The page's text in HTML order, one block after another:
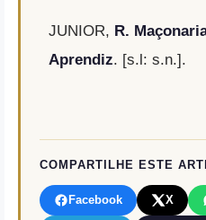
JUNIOR, R.
Aprendiz. [s.l: s.n.].
COMPARTILHE ESTE
Facebook X